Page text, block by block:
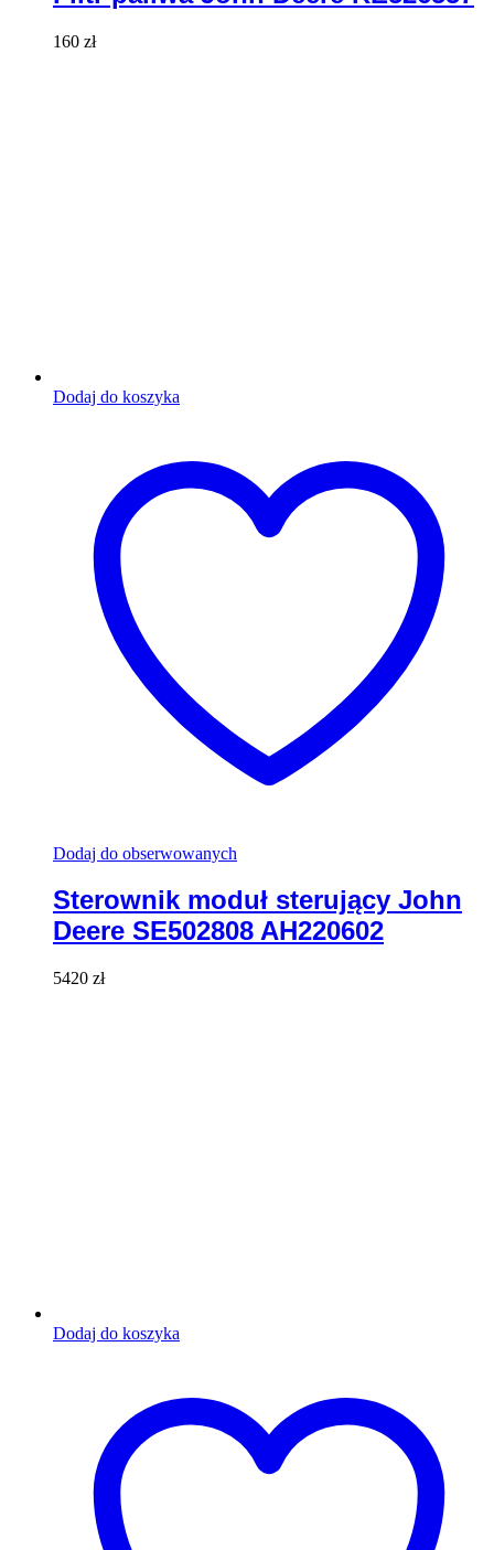
160 zł
Dodaj do koszyka
Dodaj do obserwowanych
Sterownik moduł sterujący John
Deere SE502808 AH220602
5420 zł
Dodaj do koszyka